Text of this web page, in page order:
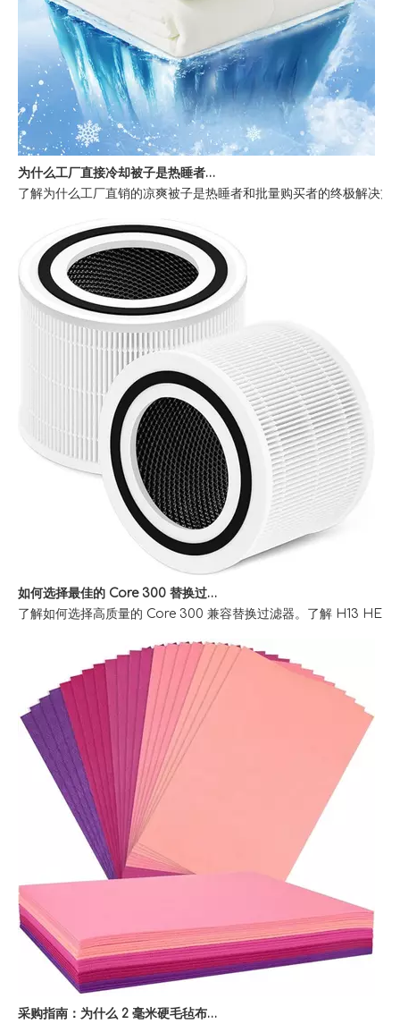
了解为什么工厂直销的凉爽被子是热睡者和批量购买者的终极解决
了解如何选择高质量的 Core 300 兼容替换过滤器。了解 H13